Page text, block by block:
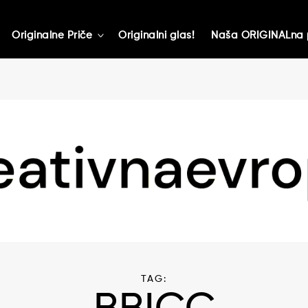
Originalne Priče toggle
Originalni glas! Naša
TAG: